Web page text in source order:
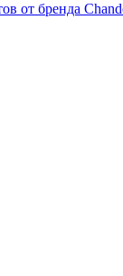
от бренда